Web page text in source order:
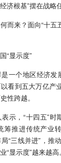
济根基”摆在战略
而来？面向“十五
“显示度”
一个地区经济发
看到五大万亿产
性跨越。
示，“十四五”
筹推进传统产业
“三线并进”，推
“显示度”越来越高。